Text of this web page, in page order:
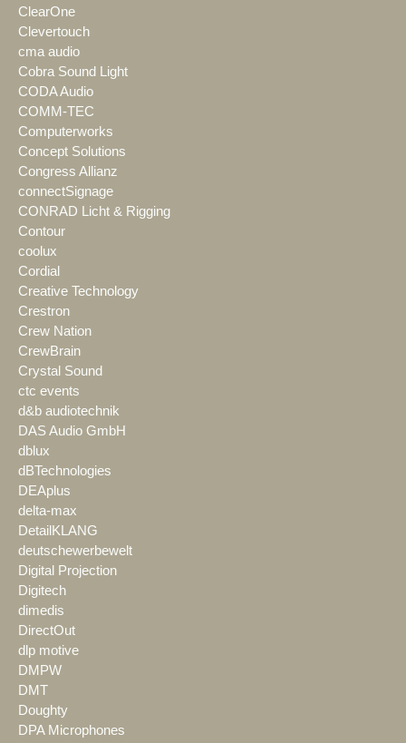
ClearOne
Clevertouch
cma audio
Cobra Sound Light
CODA Audio
COMM-TEC
Computerworks
Concept Solutions
Congress Allianz
connectSignage
CONRAD Licht & Rigging
Contour
coolux
Cordial
Creative Technology
Crestron
Crew Nation
CrewBrain
Crystal Sound
ctc events
d&b audiotechnik
DAS Audio GmbH
dblux
dBTechnologies
DEAplus
delta-max
DetailKLANG
deutschewerbewelt
Digital Projection
Digitech
dimedis
DirectOut
dlp motive
DMPW
DMT
Doughty
DPA Microphones